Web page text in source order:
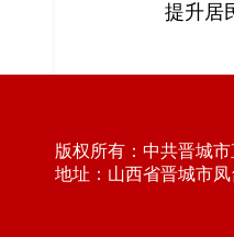
提升居
版权所有：中共晋城
地址：山西省晋城市凤